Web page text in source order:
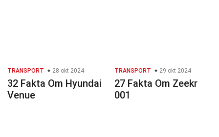
TRANSPORT 28 okt 2024
32 Fakta Om Hyundai
Venue
TRANSPORT 29 okt 2024
27 Fakta Om Zeekr
001